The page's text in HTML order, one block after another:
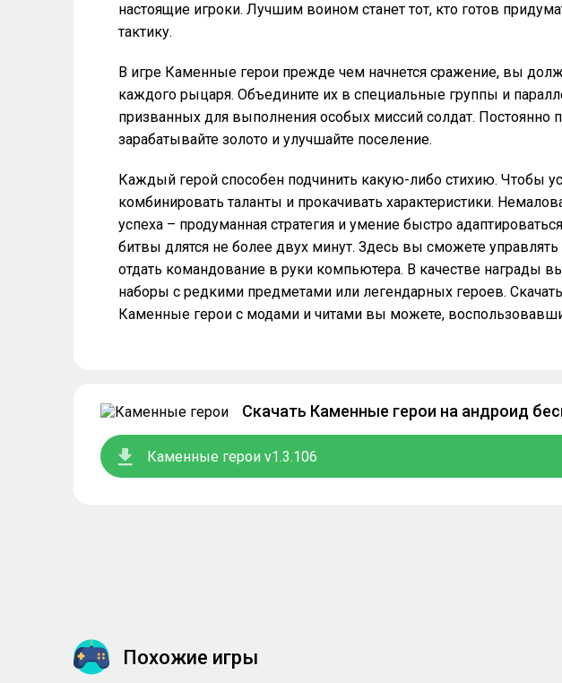
настоящие игроки. Лучшим воином станет тот, кто готов
тактику.
В игре Каменные герои прежде чем начнется сражение, вы
каждого рыцаря. Объедините их в специальные группы и
призванных для выполнения особых миссий солдат. Постоянно
зарабатывайте золото и улучшайте поселение.
Каждый герой способен подчинить какую-либо стихию. Чтобы
комбинировать таланты и прокачивать характеристики.
успеха – продуманная стратегия и умение быстро
битвы длятся не более двух минут. Здесь вы сможете
отдать командование в руки компьютера. В качестве награды
наборы с редкими предметами или легендарных героев.
Каменные герои с модами и читами вы можете,
Скачать Каменные герои на андроид
Каменные герои v1.3.106
Похожие игры